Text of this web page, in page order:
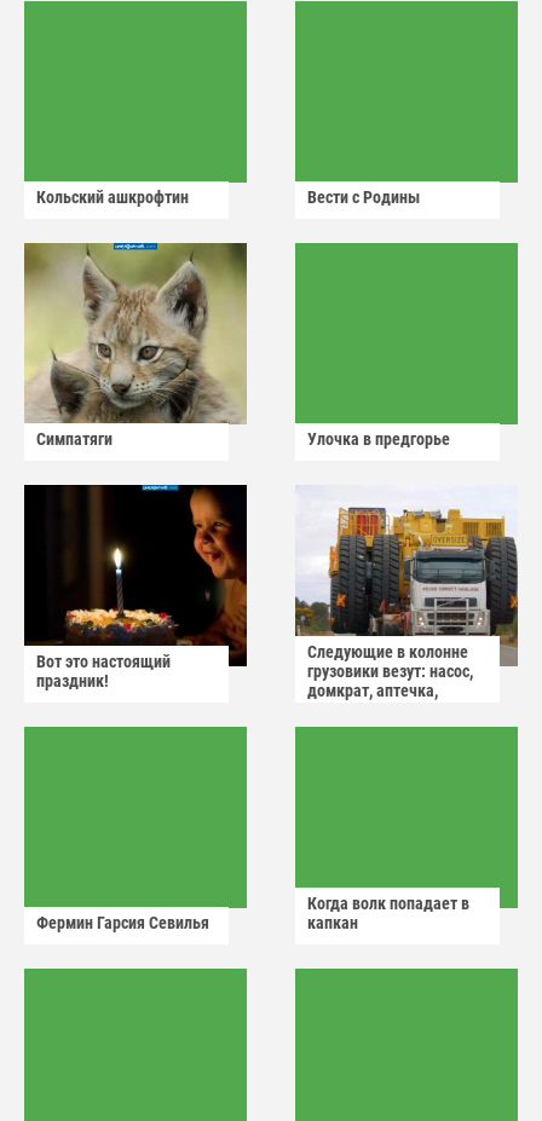
Кольский ашкрофтин Вести с Родины
Симпатяги Улочка в предгорье
Вот это настоящий
праздник!
Следующие в колонне
грузовики везут: насос,
домкрат, аптечка,
Фермин Гарсия Севилья
Когда волк попадает в
капкан